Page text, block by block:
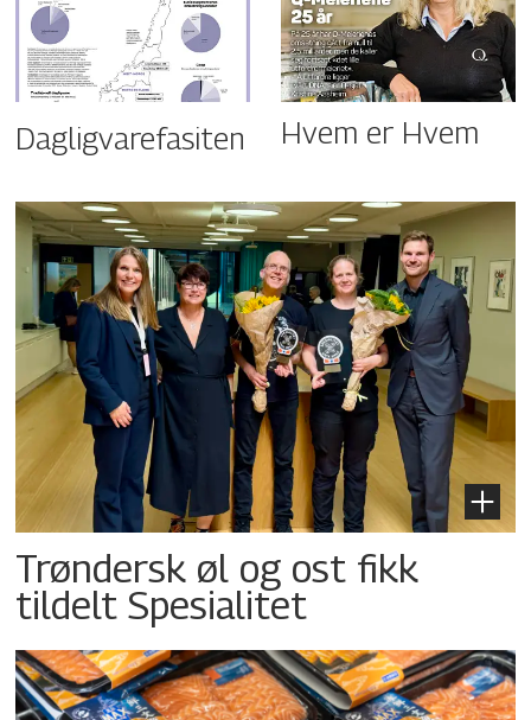
Dagligvarefasiten Hvem er Hvem
Trøndersk øl og ost fikk
tildelt Spesialitet